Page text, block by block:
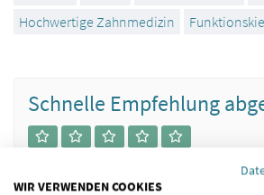
Hochwertige Zahnmedizin
Schnelle Empfehlung
WIR VERWENDEN COOKIES